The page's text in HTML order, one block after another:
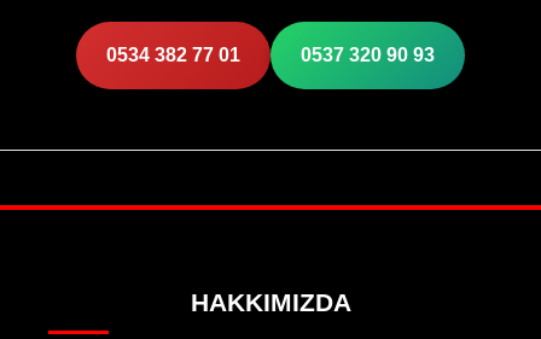
0534 382 77 01 0537 320 90 93
HAKKIMIZDA